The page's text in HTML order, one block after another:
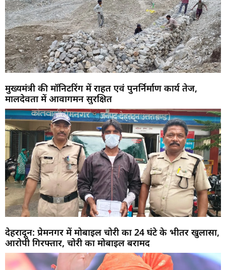
मुख्यमंत्री की मॉनिटरिंग में राहत एवं पुनर्निर्माण कार्य तेज,
मालदेवता में आवागमन सुरक्षित
देहरादून: प्रेमनगर में मोबाइल चोरी का 24 घंटे के भीतर खुलासा,
आरोपी गिरफ्तार, चोरी का मोबाइल बरामद